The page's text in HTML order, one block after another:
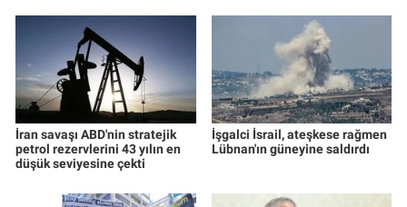
İran savaşı ABD'nin stratejik
petrol rezervlerini 43 yılın en
düşük seviyesine çekti
İşgalci İsrail, ateşkese rağmen
Lübnan'ın güneyine saldırdı